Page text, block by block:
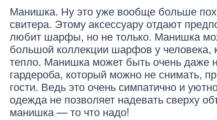
Манишка. Ну это уже вообще больше
свитера. Этому аксессуару отдают
любит шарфы, но не только. Манишка
большой коллекции шарфов у человека,
тепло. Манишка может быть очень даже
гардероба, который можно не снимать,
гости. Ведь это очень симпатично и
одежда не позволяет надевать сверху
манишка — то что надо!